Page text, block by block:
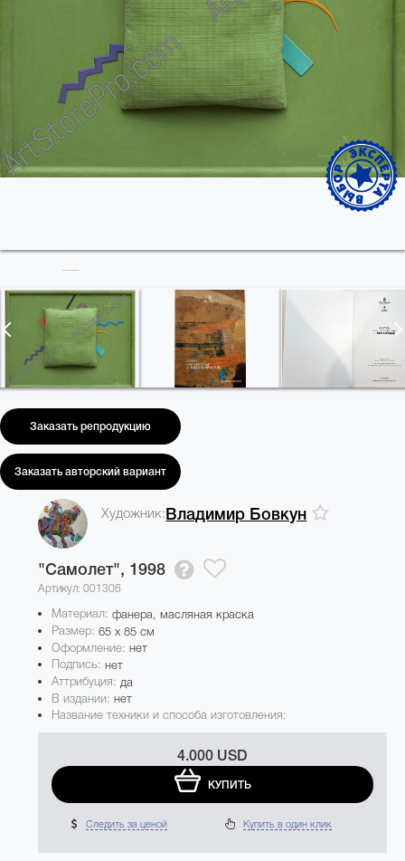
Заказать репродукцию
Заказать авторский вариант
Художник: Владимир Бовкун
"Самолет", 1998
Артикул: 001306
Материал: фанера, масляная краска
Размер: 65 x 85 см
Оформление:нет
Подпись:нет
Аттрибуция: да
В издании:нет
Название техники и способа изготовления:
4.000 USD
КУПИТЬ
Следить за ценой Купить в один клик